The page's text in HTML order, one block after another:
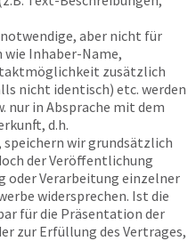
aber nicht für
Inhaber-Name,
zusätzlich
nicht identisch) etc. werden
nur in Absprache mit dem
d.h.
wir grundsätzlich
der Veröffentlichung
oder Verarbeitung einzelner
widersprechen. Ist die
für die Präsentation der
zur Erfüllung des Vertrages,